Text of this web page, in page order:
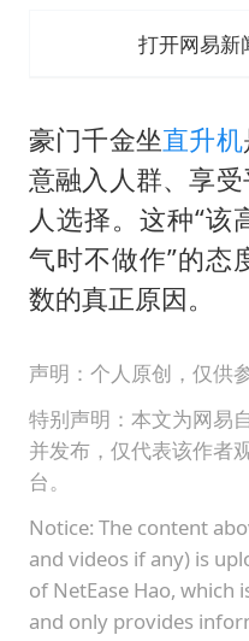
打开网易新
豪门千金坐直升机
意融入人群、享
人选择。这种“
气时不做作”的态
数的真正原因。
声明：个人原创，仅供
特别声明：本文为网易
并发布，仅代表该作者
台。
Notice: The content
and videos if any) is
of NetEase Hao, which
and only provides